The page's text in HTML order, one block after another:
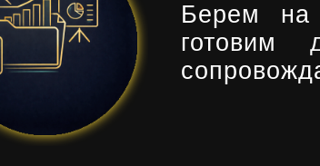
Берем на
готовим